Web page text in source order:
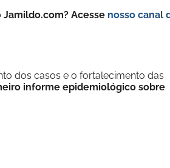
Acesse nosso canal
dos casos e o fortalecimento das
informe epidemiológico sobre